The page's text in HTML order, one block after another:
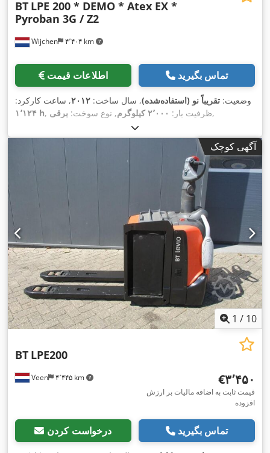
Wijchen ۴٬۴۰۴ km
BT LPE 200 * DEMO * Atex EX *
Pyroban 3G / Z2
اطلاعات قیمت تماس بگیرید
وضعیت: تقریباً نو (استفاده‌شده), سال ساخت: ۲۰۱۲, ساعت کارکرد:
۱٬۱۲۴ h
, ظرفیت بار: ۲٬۰۰۰ کیلوگرم , نوع سوخت: برقی ,
آگهی کوچک
1 / 10
Veen ۴٬۴۴۵ km
BT LPE200
‎€۳٬۴۵۰
قیمت ثابت به اضافه مالیات بر ارزش
افزوده
درخواست کردن تماس بگیرید